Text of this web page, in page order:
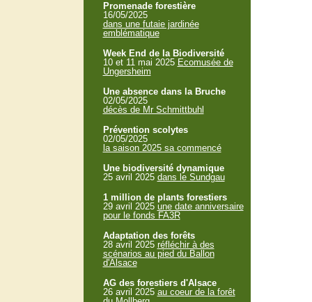
Promenade forestière
16/05/2025
dans une futaie jardinée
emblématique
Week End de la Biodiversité
10 et 11 mai 2025 Ecomusée de
Ungersheim
Une absence dans la Bruche
02/05/2025
décès de Mr Schmittbuhl
Prévention scolytes
02/05/2025
la saison 2025 sa commencé
Une biodiversité dynamique
25 avril 2025 dans le Sundgau
1 million de plants forestiers
29 avril 2025 une date anniversaire
pour le fonds FA3R
Adaptation des forêts
28 avril 2025 réfléchir à des
scénarios au pied du Ballon
d'Alsace
AG des forestiers d'Alsace
26 avril 2025 au coeur de la forêt